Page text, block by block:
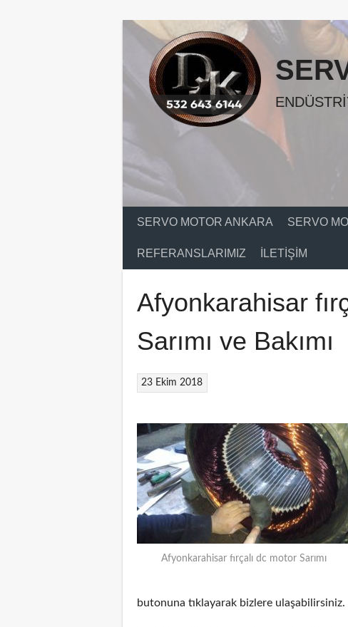
SERVO MOTOR ANKARA SERVO
REFERANSLARIMIZ İLETIŞIM
Afyonkarahisar
Sarımı ve Bakımı
23 Ekim 2018
Afyonkarahisar fırçalı dc motor Sarımı
butonuna tıklayarak bizlere ulaşabilirsiniz.